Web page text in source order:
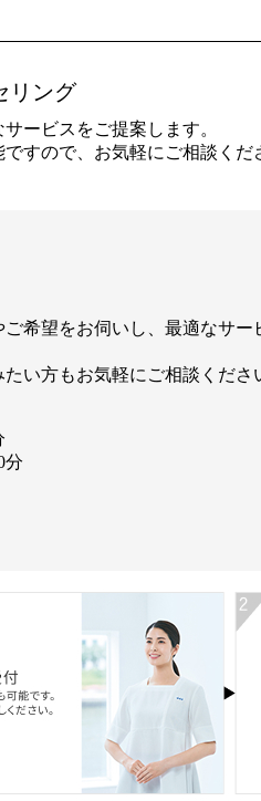
リング
ービスをご提案します。
すので、お気軽にご相談くだ
希望をお伺いし、最適なサ
たい方もお気軽にご相談くだ
分